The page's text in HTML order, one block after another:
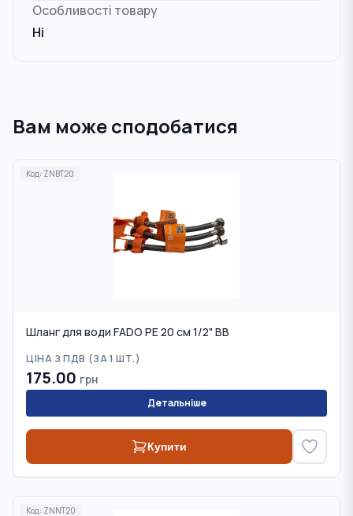
Особливості товару
Ні
Вам може сподобатися
Код: ZNBT20
Шланг для води FADO PE 20 см 1/2" ВВ
ЦІНА З ПДВ (ЗА 1 ШТ.)
175.00 грн
Детальніше
Купити
Код: ZNNT20